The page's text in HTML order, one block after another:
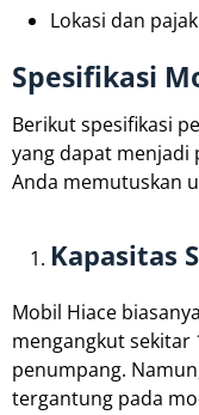
Lokasi dan
Spesifikasi
Berikut spesifikasi
yang dapat menjadi
Anda memutuskan
Kapasitas
Mobil Hiace
mengangkut sekitar
penumpang.
tergantung pada